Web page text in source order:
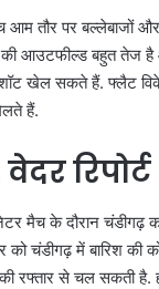
आम तौर पर बल्लेबाजों
की आउटफील्ड बहुत
खेल सकते हैं. फ्लैट
हैं.
रिपोर्ट
मैच के दौरान
चंडीगढ़ में बारिश की
रफ्तार से चल सकती है.